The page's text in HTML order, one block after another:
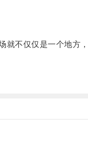
不仅仅是一个地方